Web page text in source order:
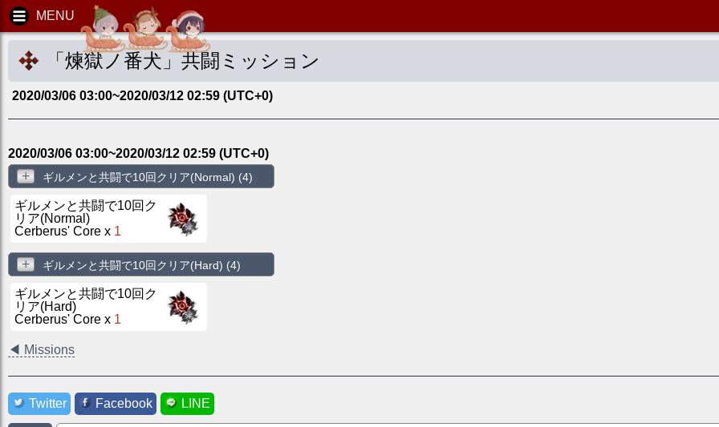
「煉獄ノ番犬」共闘ミッション
2020/03/06 03:00~2020/03/12 02:59 (UTC+0)
2020/03/06 03:00~2020/03/12 02:59 (UTC+0)
+ ギルメンと共闘で10回クリア(Normal) (4)
ギルメンと共闘で10回ク
リア(Normal)
Cerberus' Corex 1
+ ギルメンと共闘で10回クリア(Hard) (4)
ギルメンと共闘で10回ク
リア(Hard)
Cerberus' Corex 1
◀ Missions
Twitter Facebook LINE